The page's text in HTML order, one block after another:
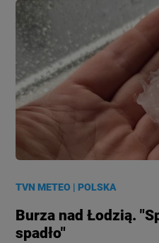
TVN METEO |POLSKA
Burza nad Łodzią.
spadło"